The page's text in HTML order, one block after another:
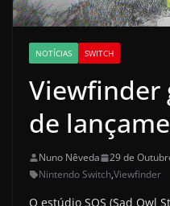
NOTÍCIAS SWITCH
Viewfinder
de
Nuno Nêveda
29 de
Nintendo Switch,Viewfinder
O estúdio SOS (Sad Owl